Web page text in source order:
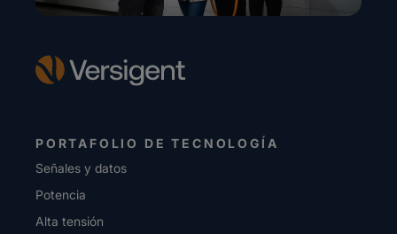
PORTAFOLIO DE TECNOLOGÍA
Señales y datos
Potencia
Alta tensión